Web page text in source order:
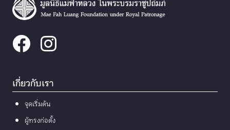
เกี่ยวกับเรา
จุดเริ่มต้น
ผู้ทรงก่อตั้ง